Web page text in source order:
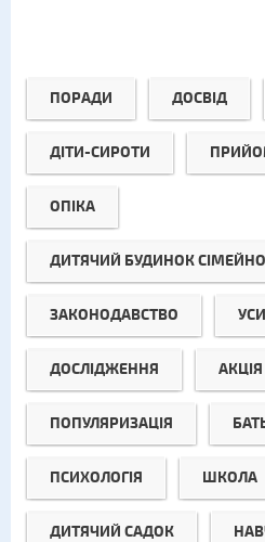
ПОРАДИ ДОСВІД
ДІТИ-СИРОТИ
ОПІКА
ДИТЯЧИЙ БУДИНОК
ЗАКОНОДАВСТВО
ДОСЛІДЖЕННЯ АКЦІЯ
ПОПУЛЯРИЗАЦІЯ
ПСИХОЛОГІЯ ШКОЛА
ДИТЯЧИЙ САДОК